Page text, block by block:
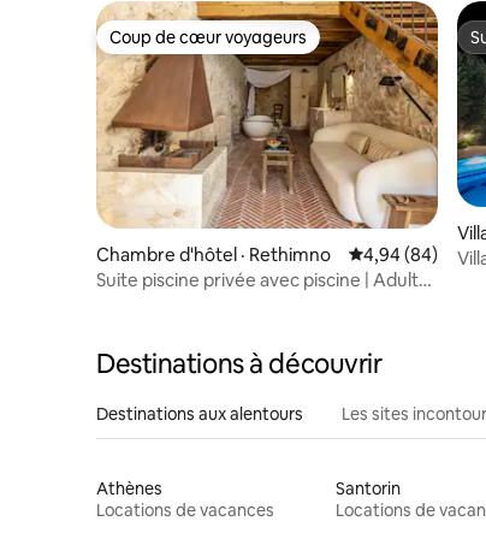
Coup de cœur voyageurs
Coup de cœur voyageurs
Chambre d'hôtel · Rethimno Note moyenne
4,94 (84)
Suite piscine privée avec piscine | Adultes
Destinations à découvrir
Destinations aux alentours Les sites
Athènes
Locations de vacances
Santorin
Locations de